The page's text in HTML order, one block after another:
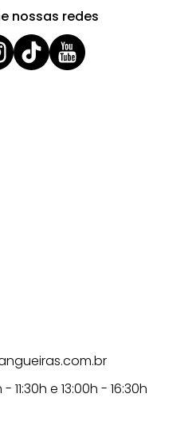
nossas redes
e 13:00h - 16:30h